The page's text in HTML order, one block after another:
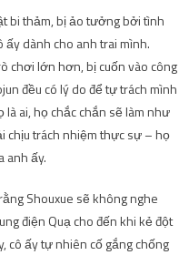
bi thảm, bị ảo tưởng bởi tình
ấy dành cho anh trai mình.
chơi lớn hơn, bị cuốn vào công
đều có lý do để tự trách mình
là ai, họ chắc chắn sẽ làm như
chịu trách nhiệm thực sự – họ
anh ấy.
Shouxue sẽ không nghe
điện Quạ cho đến khi kẻ đột
cô ấy tự nhiên cố gắng chống